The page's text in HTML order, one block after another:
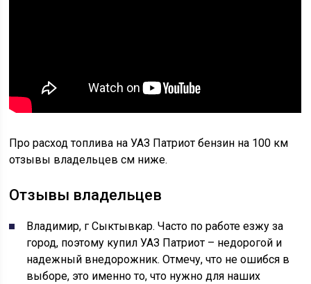
Про расход топлива на УАЗ Патриот бензин на 100 км
отзывы владельцев см ниже.
Отзывы владельцев
Владимир, г Сыктывкар. Часто по работе езжу за
город, поэтому купил УАЗ Патриот – недорогой и
надежный внедорожник. Отмечу, что не ошибся в
выборе, это именно то, что нужно для наших